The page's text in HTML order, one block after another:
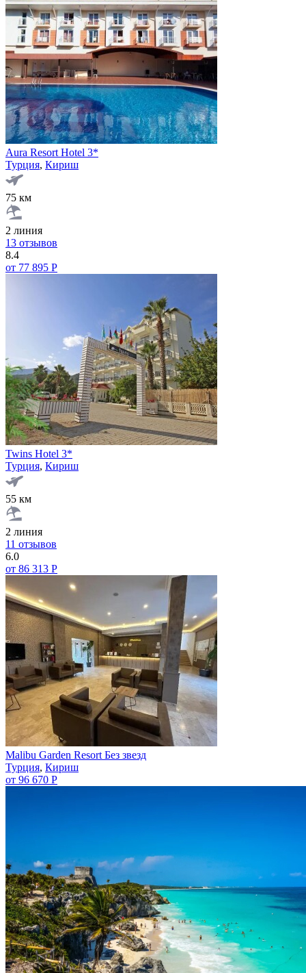
Aura Resort Hotel 3*
Турция, Кириш
75 км
2 линия
13 отзывов
8.4
от 77 895 Р
Twins Hotel 3*
Турция, Кириш
55 км
2 линия
11 отзывов
6.0
от 86 313 Р
Malibu Garden Resort Без звезд
Турция, Кириш
от 96 670 Р